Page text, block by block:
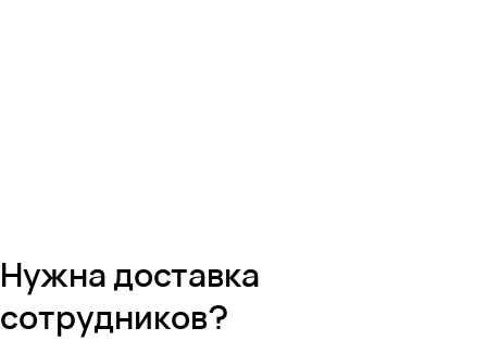
Нужна доставка
сотрудников?